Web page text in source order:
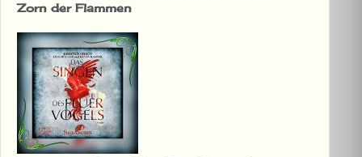
Zorn der Flammen